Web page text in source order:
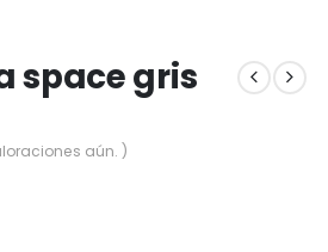
space gris
aún. )